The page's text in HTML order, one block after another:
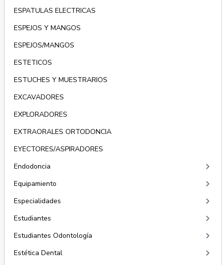
ESPATULAS ELECTRICAS
ESPEJOS Y MANGOS
ESPEJOS/MANGOS
ESTETICOS
ESTUCHES Y MUESTRARIOS
EXCAVADORES
EXPLORADORES
EXTRAORALES ORTODONCIA
EYECTORES/ASPIRADORES
Endodoncia
keyboard_arrow_right
Equipamiento keyboard_arrow_right
Especialidades keyboard_arrow_right
Estudiantes keyboard_arrow_right
Estudiantes Odontología keyboard_arrow_right
Estética Dental keyboard_arrow_right